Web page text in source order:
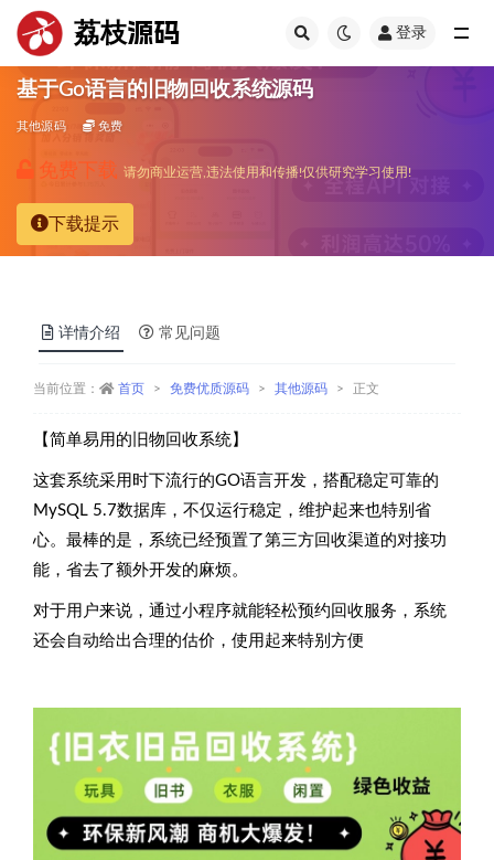
荔枝源码 登录
基于Go语言的旧物回收系统源码
其他源码 免费
免费下载 请勿商业运营,违法使用和传播!仅供研究学习使用!
下载提示
详情介绍 常见问题
当前位置： 首页 免费优质源码 其他源码 正文
【简单易用的旧物回收系统】
这套系统采用时下流行的GO语言开发，搭配稳定可靠的
MySQL 5.7数据库，不仅运行稳定，维护起来也特别省
心。最棒的是，系统已经预置了第三方回收渠道的对接功
能，省去了额外开发的麻烦。
对于用户来说，通过小程序就能轻松预约回收服务，系统
还会自动给出合理的估价，使用起来特别方便